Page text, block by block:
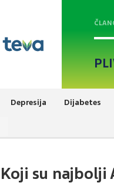
Depresija Dijabetes
Koji su najbolji